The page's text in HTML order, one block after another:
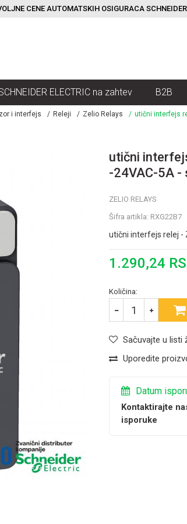
CENE AUTOMATSKIH OSIGURACA SCHNEIDER
ELECTRIC na zahtev B2B
i interfejs Releji Zelio Relays utični interfejs
utični
-24VAC-5A -
ZELIO RELAYS
Šifra artikla: RXG22B7
utični interfejs relej -
1.290,24
Količina:
Sačuvajte u listi
Uporedite
Datum
Kontaktirajte
isporuke